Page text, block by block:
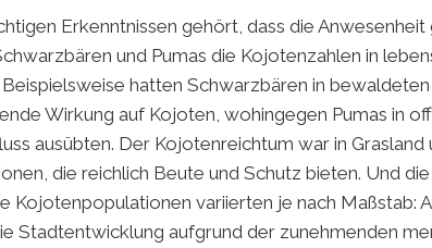
Erkenntnissen gehört, dass die
und Pumas die Kojotenzahlen in
hatten Schwarzbären in
Wirkung auf Kojoten, wohingegen Pumas in
ausübten. Der Kojotenreichtum war in
die reichlich Beute und Schutz bieten. Und
Kojotenpopulationen variierten je nach Maßstab:
Stadtentwicklung aufgrund der zunehmenden